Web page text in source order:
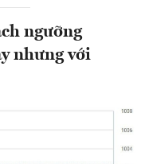
ngưỡng
nhưng với